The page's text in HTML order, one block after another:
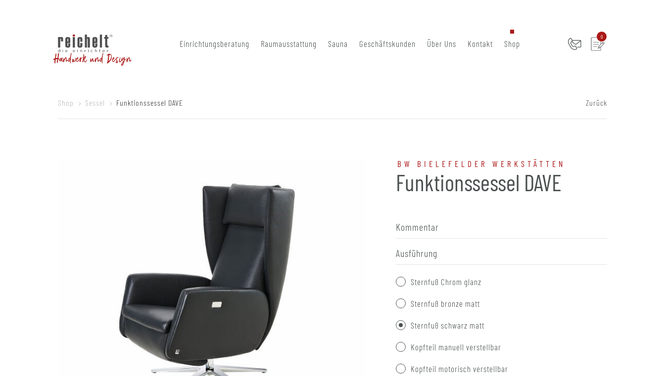
Handwerk und Design
Einrichtungsberatung Raumausstattung Sauna Geschäftskunden Über Uns Kontakt Shop
0
Shop Sessel Funktionssessel DAVE Zurück
BW BIELEFELDER WERKSTÄTTEN
Funktionssessel DAVE
Kommentar
Ausführung
Sternfuß Chrom glanz
Sternfuß bronze matt
Sternfuß schwarz matt
Kopfteil manuell verstellbar
Kopfteil motorisch verstellbar